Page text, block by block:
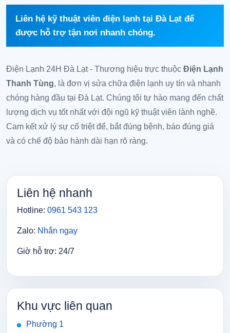
Liên hệ kỹ thuật viên điện lạnh tại Đà Lạt để
được hỗ trợ tận nơi nhanh chóng.
Điện Lạnh 24H Đà Lạt - Thương hiệu trực thuộc Điện Lạnh
Thanh Tùng, là đơn vị sửa chữa điện lạnh uy tín và nhanh
chóng hàng đầu tại Đà Lạt. Chúng tôi tự hào mang đến chất
lượng dịch vụ tốt nhất với đội ngũ kỹ thuật viên lành nghề.
Cam kết xử lý sự cố triệt để, bắt đúng bệnh, báo đúng giá
và có chế độ bảo hành dài hạn rõ ràng.
Liên hệ nhanh
Hotline: 0961 543 123
Zalo: Nhắn ngay
Giờ hỗ trợ: 24/7
Khu vực liên quan
Phường 1